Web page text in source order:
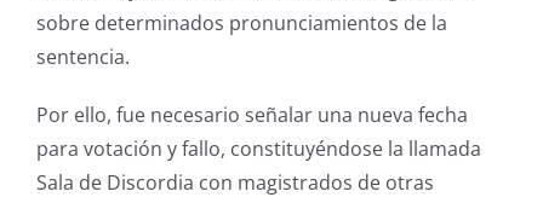
sobre determinados pronunciamientos de la
sentencia.
Por ello, fue necesario señalar una nueva fecha
para votación y fallo, constituyéndose la llamada
Sala de Discordia con magistrados de otras